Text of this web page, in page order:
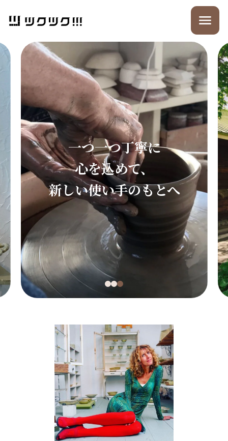
一つ一つ丁寧に
心を込めて、
新しい使い手のもとへ